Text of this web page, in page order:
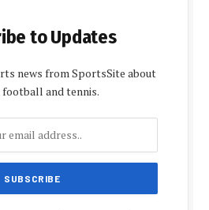
to Updates
news from SportsSite about
football and tennis.